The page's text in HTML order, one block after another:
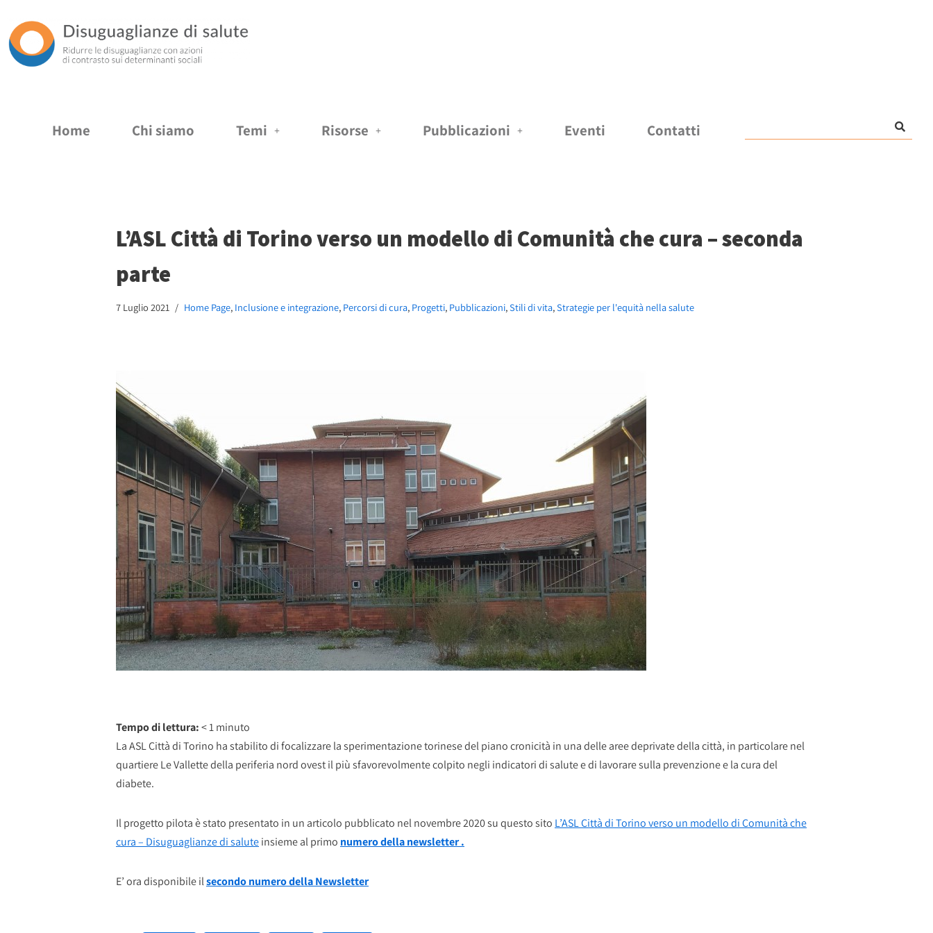
Vai
al
Home Chi siamo Temi Risorse Pubblicazioni Eventi Contatti
L’ASL Città di Torino verso un modello di Comunità che cura – seconda
parte
7 Luglio 2021 Home Page, Inclusione e integrazione, Percorsi di cura, Progetti, Pubblicazioni,Stili di vita,Strategie per l'equità nella salute
Tempo di lettura:< 1minuto
La ASL Città di Torino ha stabilito di focalizzare la sperimentazione torinese del piano cronicità in una delle aree deprivate della città, in particolare nel
quartiere Le Vallette della periferia nord ovest il più sfavorevolmente colpito negli indicatori di salute e di lavorare sulla prevenzione e la cura del
diabete.
Il progetto pilota è stato presentato in un articolo pubblicato nel novembre 2020 su questo sito L’ASL Città di Torino verso un modello di Comunità che
cura – Disuguaglianze di saluteinsieme al primo numero della newsletter .
E’ ora disponibile ilsecondo numero della Newsletter